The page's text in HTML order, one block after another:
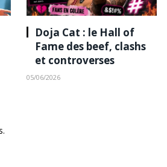
Doja Cat : le Hall of
Fame des beef, clashs
et controverses
05/06/2026